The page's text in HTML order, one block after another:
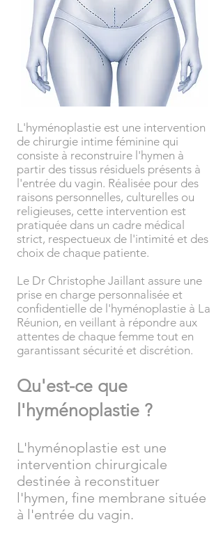
L'hyménoplastie est une intervention
de chirurgie intime féminine qui
consiste à reconstruire l'hymen à
partir des tissus résiduels présents à
l'entrée du vagin. Réalisée pour des
raisons personnelles, culturelles ou
religieuses, cette intervention est
pratiquée dans un cadre médical
strict, respectueux de l'intimité et des
choix de chaque patiente.
Le Dr Christophe Jaillant assure une
prise en charge personnalisée et
confidentielle de l'hyménoplastie à La
Réunion, en veillant à répondre aux
attentes de chaque femme tout en
garantissant sécurité et discrétion.
Qu'est-ce que
l'hyménoplastie ?
L'hyménoplastie est une
intervention chirurgicale
destinée à reconstituer
l'hymen, fine membrane située
à l'entrée du vagin.